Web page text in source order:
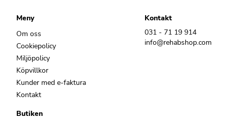
Meny
Om oss
Cookiepolicy
Miljöpolicy
Köpvillkor
Kunder med e-faktura
Kontakt
Kontakt
031 - 71 19 914
info@rehabshop.com
Butiken